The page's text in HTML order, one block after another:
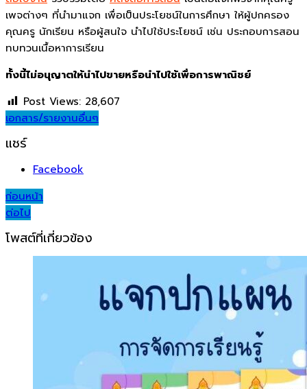
เพจต่างๆ ที่นำมาแจก เพื่อเป็นประโยชน์ในการศึกษา ให้ผู้ปกครอง
คุณครู นักเรียน หรือผู้สนใจ นำไปใช้ประโยชน์ เช่น ประกอบการสอน
ทบทวนเนื้อหาการเรียน
ทั้งนี้ไม่อนุญาตให้นำไปขายหรือนำไปใช้เพื่อการพาณิชย์
Post Views: 28,607
เอกสาร/รายงานอื่นๆ
แชร์
Facebook
Post
navigation
ก่อนหน้า
ต่อไป
โพสต์ที่เกี่ยวข้อง